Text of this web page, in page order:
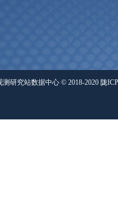
研究站数据中心 © 2018-2020 陇ICP